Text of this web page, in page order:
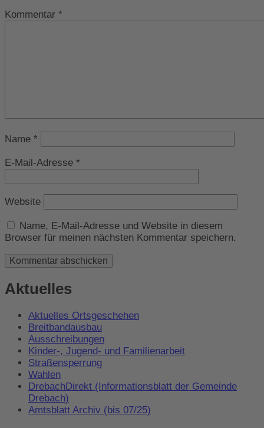
Kommentar *
Name *
E-Mail-Adresse *
Website
Name, E-Mail-Adresse und Website in diesem
Browser für meinen nächsten Kommentar speichern.
Aktuelles
Aktuelles Ortsgeschehen
Breitbandausbau
Ausschreibungen
Kinder-, Jugend- und Familienarbeit
Straßensperrung
Wahlen
DrebachDirekt (Informationsblatt der Gemeinde
Drebach)
Amtsblatt Archiv (bis 07/25)